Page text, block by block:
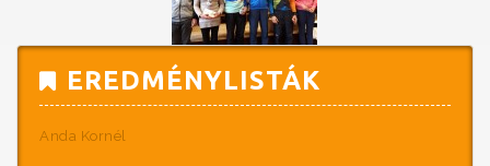
EREDMÉNYLISTÁK
Anda Kornél